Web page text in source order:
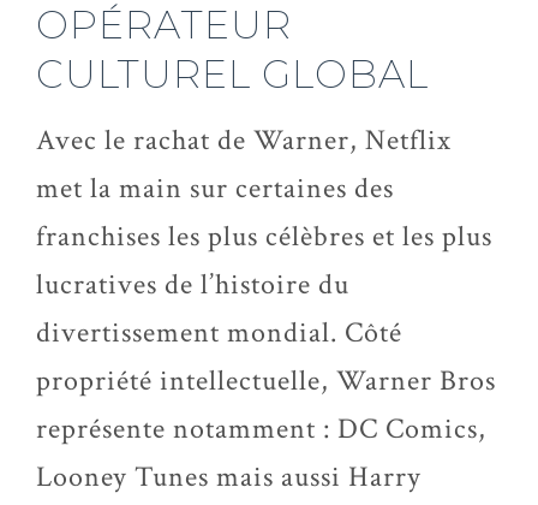
OPÉRATEUR
CULTUREL GLOBAL
Avec le rachat de Warner, Netflix
met la main sur certaines des
franchises les plus célèbres et les plus
lucratives de l’histoire du
divertissement mondial. Côté
propriété intellectuelle, Warner Bros
représente notamment : DC Comics,
Looney Tunes mais aussi Harry